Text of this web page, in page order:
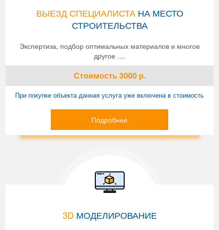
ВЫЕЗД СПЕЦИАЛИСТАНА МЕСТО
СТРОИТЕЛЬСТВА
Экспертиза, подбор оптимальных материалов и многое
другое ....
Стоимость3000р.
При покупке объекта данная услуга уже включена в стоимость
Подробнее
3D МОДЕЛИРОВАНИЕ